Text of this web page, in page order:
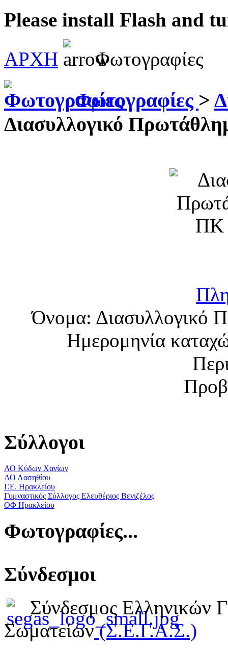
Please install Flash and
ΑΡΧΗ
Φωτογραφίες
Φωτογραφίες >
Διασυλλογικό
Όνομα: Διασυλλογικό
Ημερομηνία
Σύλλογοι
ΑΟ Κύδων Χανίων
ΑΟ Λασηθίου
Γ.Ε. Ηρακλείου
Γυμναστικός Σύλλογος Ελευθέριος Βενιζέλος
ΟΦ Ηρακλείου
Φωτογραφίες...
Σύνδεσμοι
Σύνδεσμος Ελληνικών
Σωματείων (Σ.Ε.Γ.Α.Σ.)